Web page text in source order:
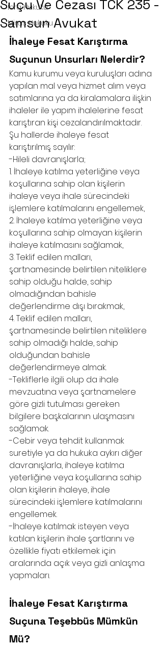
İcra Hukuku
Miras Hukuku
Suçu Ve Cezası TCK 235 -
Samsun Avukat
İhaleye Fesat Karıştırma
Suçunun Unsurları Nelerdir?
Kamu kurumu veya kuruluşları adına
yapılan mal veya hizmet alım veya
satımlarına ya da kiralamalara ilişkin
ihaleler ile yapım ihalelerine fesat
karıştıran kişi cezalandırılmaktadır.
Şu hallerde ihaleye fesat
karıştırılmış sayılır:
-Hileli davranışlarla;
1. İhaleye katılma yeterliğine veya
koşullarına sahip olan kişilerin
ihaleye veya ihale sürecindeki
işlemlere katılmalarını engellemek,
2. İhaleye katılma yeterliğine veya
koşullarına sahip olmayan kişilerin
ihaleye katılmasını sağlamak,
3. Teklif edilen malları,
şartnamesinde belirtilen niteliklere
sahip olduğu halde, sahip
olmadığından bahisle
değerlendirme dışı bırakmak,
4. Teklif edilen malları,
şartnamesinde belirtilen niteliklere
sahip olmadığı halde, sahip
olduğundan bahisle
değerlendirmeye almak.
-Tekliflerle ilgili olup da ihale
mevzuatına veya şartnamelere
göre gizli tutulması gereken
bilgilere başkalarının ulaşmasını
sağlamak.
-Cebir veya tehdit kullanmak
suretiyle ya da hukuka aykırı diğer
davranışlarla, ihaleye katılma
yeterliğine veya koşullarına sahip
olan kişilerin ihaleye, ihale
sürecindeki işlemlere katılmalarını
engellemek.
-İhaleye katılmak isteyen veya
katılan kişilerin ihale şartlarını ve
özellikle fiyatı etkilemek için
aralarında açık veya gizli anlaşma
yapmaları.
İhaleye Fesat Karıştırma
Suçuna Teşebbüs Mümkün
Mü?